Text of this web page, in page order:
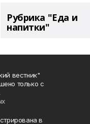
Рубрика "Еда и
напитки"
вестник"
только с
в